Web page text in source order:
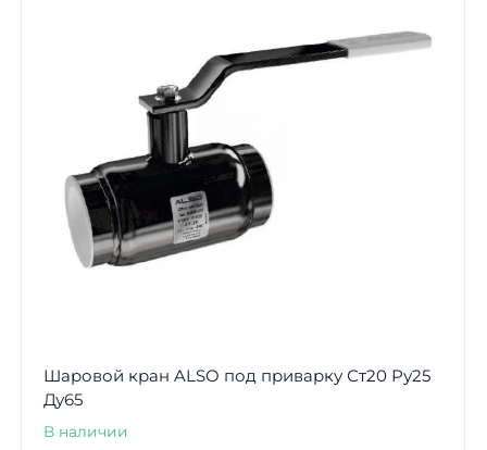
Шаровой кран ALSO под приварку Ст20 Ру25
Ду65
В наличии